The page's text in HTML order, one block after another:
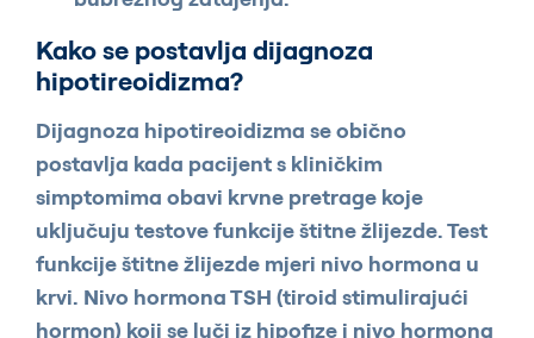
Kako se postavlja dijagnoza
hipotireoidizma?
Dijagnoza hipotireoidizma se obično
postavlja kada pacijent s kliničkim
simptomima obavi krvne pretrage koje
uključuju testove funkcije štitne žlijezde. Test
funkcije štitne žlijezde mjeri nivo hormona u
krvi. Nivo hormona TSH (tiroid stimulirajući
hormon) koji se luči iz hipofize i nivo hormona